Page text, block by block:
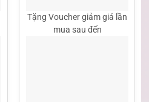
Tặng Voucher giảm giá lần
mua sau đến